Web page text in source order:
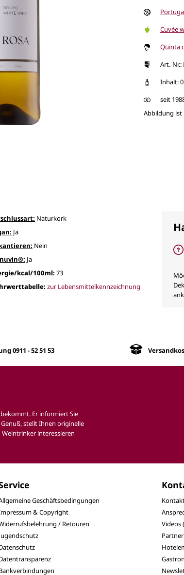
Cuvée
Quinta
Art.-Nr.:
Inhalt:
seit
Abbildung ist
Naturkork
Ja
Nein
Ja
kcal/100ml: 73
zur Lebensmittelkennzeichnung
Vorteile
0911 - 52 51 53
Er informiert Sie
stellt Ihnen originelle
interessieren
Geschäftsbedingungen
& Copyright
/ Retouren
Videos